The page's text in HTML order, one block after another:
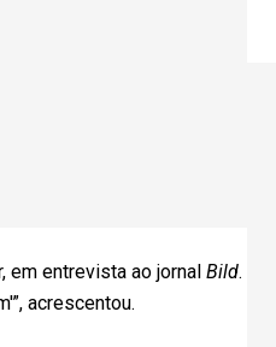
em entrevista ao jornal Bild.
acrescentou.